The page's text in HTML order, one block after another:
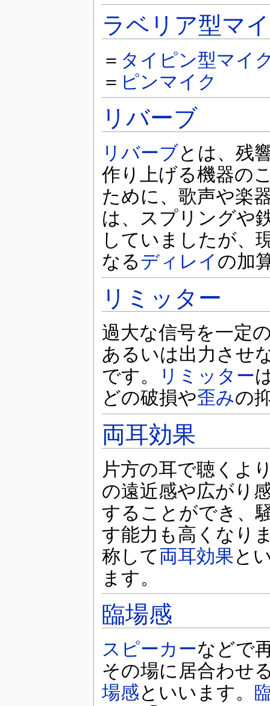
ラベリア型マ
＝ タイピン型マイ
＝ ピンマイク
リバーブ
リバーブとは、残
作り上げる機器の
ために、歌声や楽
は、スプリングや
していましたが、
なるディレイ の加
リミッター
過大な信号を一定
あるいは出力させ
です。
リミッター
どの破損や歪みの
両耳効果
片方の耳で聴くよ
の遠近感や広がり
することができ、
す能力も高くなり
称して両耳効果と
ます。
臨場感
スピーカーなどで
その場に居合わせ
場感といいます。